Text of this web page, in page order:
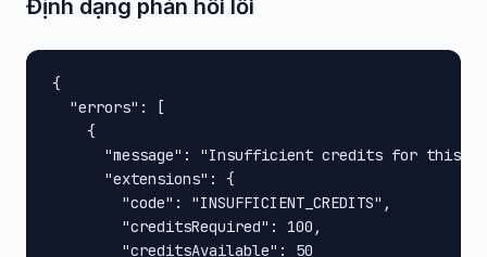
Định dạng phản hồi lỗi
{
  "errors": [
    {
"message": "Insufficient credits for this
      "extensions": {
        "code": "INSUFFICIENT_CREDITS",
        "creditsRequired": 100,
        "creditsAvailable": 50